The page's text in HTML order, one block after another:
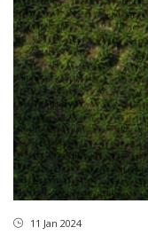
11 Jan 2024